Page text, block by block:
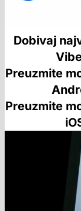
Dobivaj
Preuzmite
Preuzmite